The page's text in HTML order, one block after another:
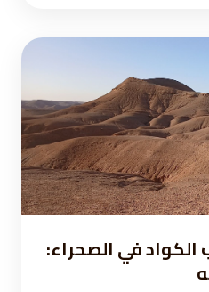
الكواد في الصحراء: